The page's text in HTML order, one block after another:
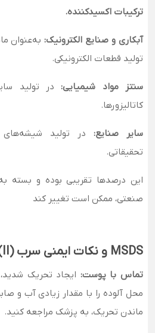
ترکیبات اکسیدکننده.
آبکاری و صنایع الکترونیک: به‌عنوان
تولید قطعات الکترونیکی.
سنتز مواد شیمیایی: در تولید
کاتالیزورها.
سایر صنایع: در تولید شیشه‌های
تحقیقاتی.
این درصدها تقریبی بوده و بسته
صنعتی، ممکن است تغییر کند
MSDS و نکات ایمنی سرب (II) نیترات
تماس با پوست: ایجاد تحریک
محل آلوده را با مقدار زیادی آب و
ماندن تحریک، به پزشک مراجعه کنید.